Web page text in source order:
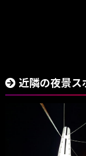
近隣の夜景ス